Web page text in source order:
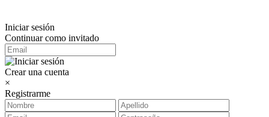
Iniciar sesión
Continuar como invitado
Crear una cuenta
×
Registrarme